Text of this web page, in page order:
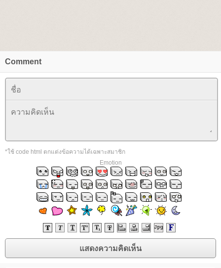
Comment
*ใช้ code html ตกแต่งข้อความได้เฉพาะสมาชิก
Emotion